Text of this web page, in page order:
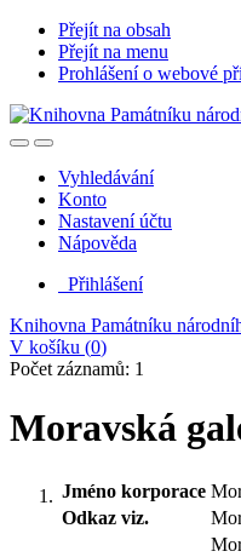
Přejít na obsah
Přejít na menu
Prohlášení o webové
Vyhledávání
Konto
Nastavení účtu
Nápověda
Přihlášení
Knihovna Památníku
V košíku (0)
Počet záznamů: 1
Moravská
Jméno korporace
Odkaz viz.